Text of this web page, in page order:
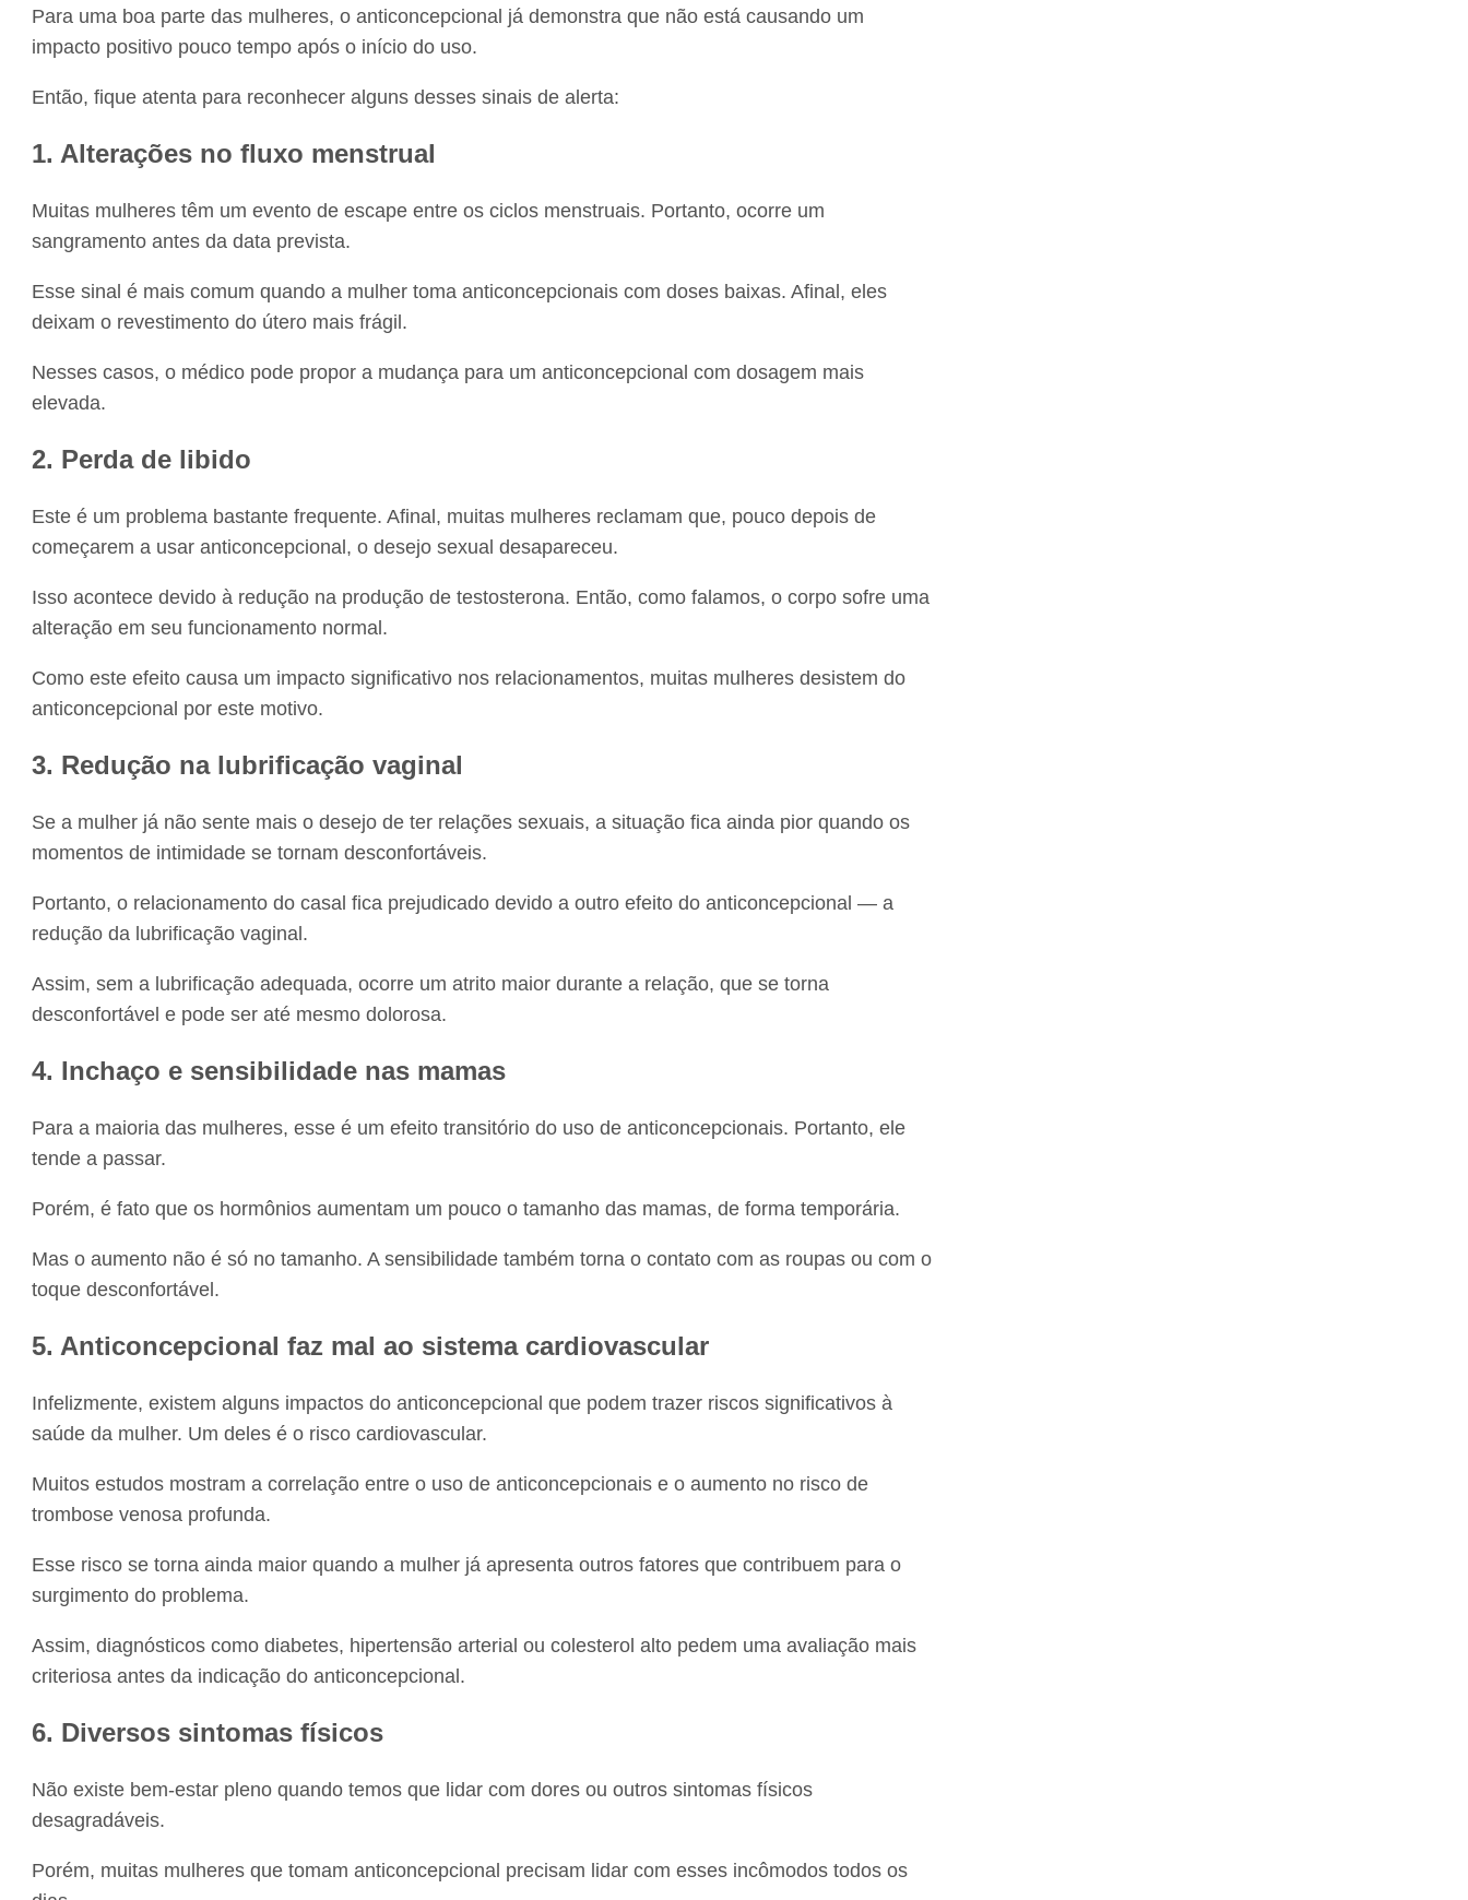
Para uma boa parte das mulheres, o anticoncepcional já demonstra que não está causando um
impacto positivo pouco tempo após o início do uso.
Então, fique atenta para reconhecer alguns desses sinais de alerta:
1. Alterações no fluxo menstrual
Muitas mulheres têm um evento de escape entre os ciclos menstruais. Portanto, ocorre um
sangramento antes da data prevista.
Esse sinal é mais comum quando a mulher toma anticoncepcionais com doses baixas. Afinal, eles
deixam o revestimento do útero mais frágil.
Nesses casos, o médico pode propor a mudança para um anticoncepcional com dosagem mais
elevada.
2. Perda de libido
Este é um problema bastante frequente. Afinal, muitas mulheres reclamam que, pouco depois de
começarem a usar anticoncepcional, o desejo sexual desapareceu.
Isso acontece devido à redução na produção de testosterona. Então, como falamos, o corpo sofre uma
alteração em seu funcionamento normal.
Como este efeito causa um impacto significativo nos relacionamentos, muitas mulheres desistem do
anticoncepcional por este motivo.
3. Redução na lubrificação vaginal
Se a mulher já não sente mais o desejo de ter relações sexuais, a situação fica ainda pior quando os
momentos de intimidade se tornam desconfortáveis.
Portanto, o relacionamento do casal fica prejudicado devido a outro efeito do anticoncepcional — a
redução da lubrificação vaginal.
Assim, sem a lubrificação adequada, ocorre um atrito maior durante a relação, que se torna
desconfortável e pode ser até mesmo dolorosa.
4. Inchaço e sensibilidade nas mamas
Para a maioria das mulheres, esse é um efeito transitório do uso de anticoncepcionais. Portanto, ele
tende a passar.
Porém, é fato que os hormônios aumentam um pouco o tamanho das mamas, de forma temporária.
Mas o aumento não é só no tamanho. A sensibilidade também torna o contato com as roupas ou com o
toque desconfortável.
5. Anticoncepcional faz mal ao sistema cardiovascular
Infelizmente, existem alguns impactos do anticoncepcional que podem trazer riscos significativos à
saúde da mulher. Um deles é o risco cardiovascular.
Muitos estudos mostram a correlação entre o uso de anticoncepcionais e o aumento no risco de
trombose venosa profunda.
Esse risco se torna ainda maior quando a mulher já apresenta outros fatores que contribuem para o
surgimento do problema.
Assim, diagnósticos como diabetes, hipertensão arterial ou colesterol alto pedem uma avaliação mais
criteriosa antes da indicação do anticoncepcional.
6. Diversos sintomas físicos
Não existe bem-estar pleno quando temos que lidar com dores ou outros sintomas físicos
desagradáveis.
Porém, muitas mulheres que tomam anticoncepcional precisam lidar com esses incômodos todos os